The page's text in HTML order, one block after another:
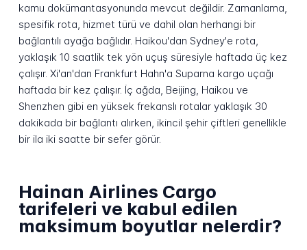
kamu dokümantasyonunda mevcut değildir. Zamanlama,
spesifik rota, hizmet türü ve dahil olan herhangi bir
bağlantılı ayağa bağlıdır. Haikou'dan Sydney'e rota,
yaklaşık 10 saatlik tek yön uçuş süresiyle haftada üç kez
çalışır. Xi'an'dan Frankfurt Hahn'a Suparna kargo uçağı
haftada bir kez çalışır. İç ağda, Beijing, Haikou ve
Shenzhen gibi en yüksek frekanslı rotalar yaklaşık 30
dakikada bir bağlantı alırken, ikincil şehir çiftleri genellikle
bir ila iki saatte bir sefer görür.
Hainan Airlines Cargo
tarifeleri ve kabul edilen
maksimum boyutlar nelerdir?